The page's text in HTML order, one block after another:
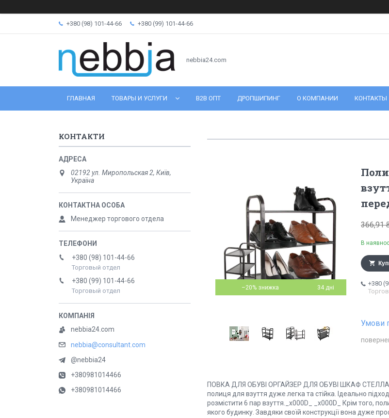
+380 (98) 101-44-66 +380 (99) 101-44-66
nebbia24.com
ГЛАВНАЯ ТОВАРЫ И УСЛУГИ B2B ОПТ ДРОПШИПИНГ О КОМПАНИИ КОНТАКТЫ
–20% 34 дні
366,91
В
+380
ПОВКА ДЛЯ ОБУВІ ОРГАЙЗЕР ДЛЯ ОБУВІ ШКАФ
полиця для взуття дуже легка та стійка. Ідеально
розмістити 6 пар взуття._x000D_ _x000D_ Крім того,
якого будинку. Завдяки своїй конструкції вона дуже
КОНТАКТИ
02192 ул. Миропольская 2, Київ,
Україна
Менеджер торгового отдела
+380 (98) 101-44-66
Торговый отдел
+380 (99) 101-44-66
Торговый отдел
nebbia24.com
nebbia@consultant.com
@nebbia24
+380981014466
+380981014466